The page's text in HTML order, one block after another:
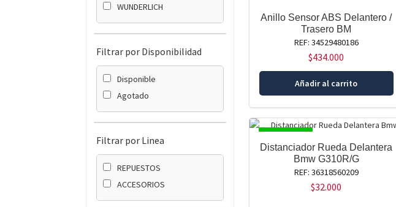
WUNDERLICH
Filtrar por Disponibilidad
Disponible
Agotado
Filtrar por Linea
REPUESTOS
ACCESORIOS
Anillo Sensor ABS Delantero /
Trasero BM
REF: 34529480186
$434.000
Añadir al carrito
DISPONIBLE
Distanciador Rueda Delantera
Bmw G310R/G
REF: 36318560209
$32.000